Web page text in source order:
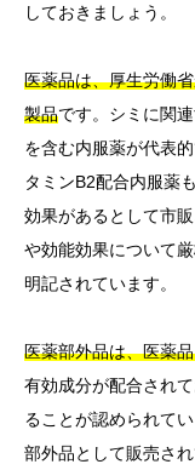
しておきましょう。
医薬品は、厚生労働
製品です。シミに関
を含む内服薬が代表
タミンB2配合内服薬
効果があるとして市
や効能効果について
明記されています。
医薬部外品は、医薬
有効成分が配合され
ることが認められて
部外品として販売さ